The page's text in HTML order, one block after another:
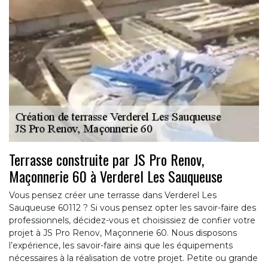
Terrasse construite par JS Pro Renov,
Maçonnerie 60 à Verderel Les Sauqueuse
Vous pensez créer une terrasse dans Verderel Les
Sauqueuse 60112 ? Si vous pensez opter les savoir-faire des
professionnels, décidez-vous et choisissiez de confier votre
projet à JS Pro Renov, Maçonnerie 60. Nous disposons
l’expérience, les savoir-faire ainsi que les équipements
nécessaires à la réalisation de votre projet. Petite ou grande